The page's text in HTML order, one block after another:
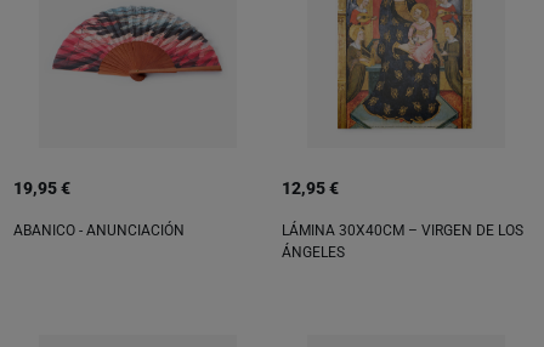
19,95 €
ABANICO - ANUNCIACIÓN
12,95 €
LÁMINA 30X40CM – VIRGEN DE LOS
ÁNGELES